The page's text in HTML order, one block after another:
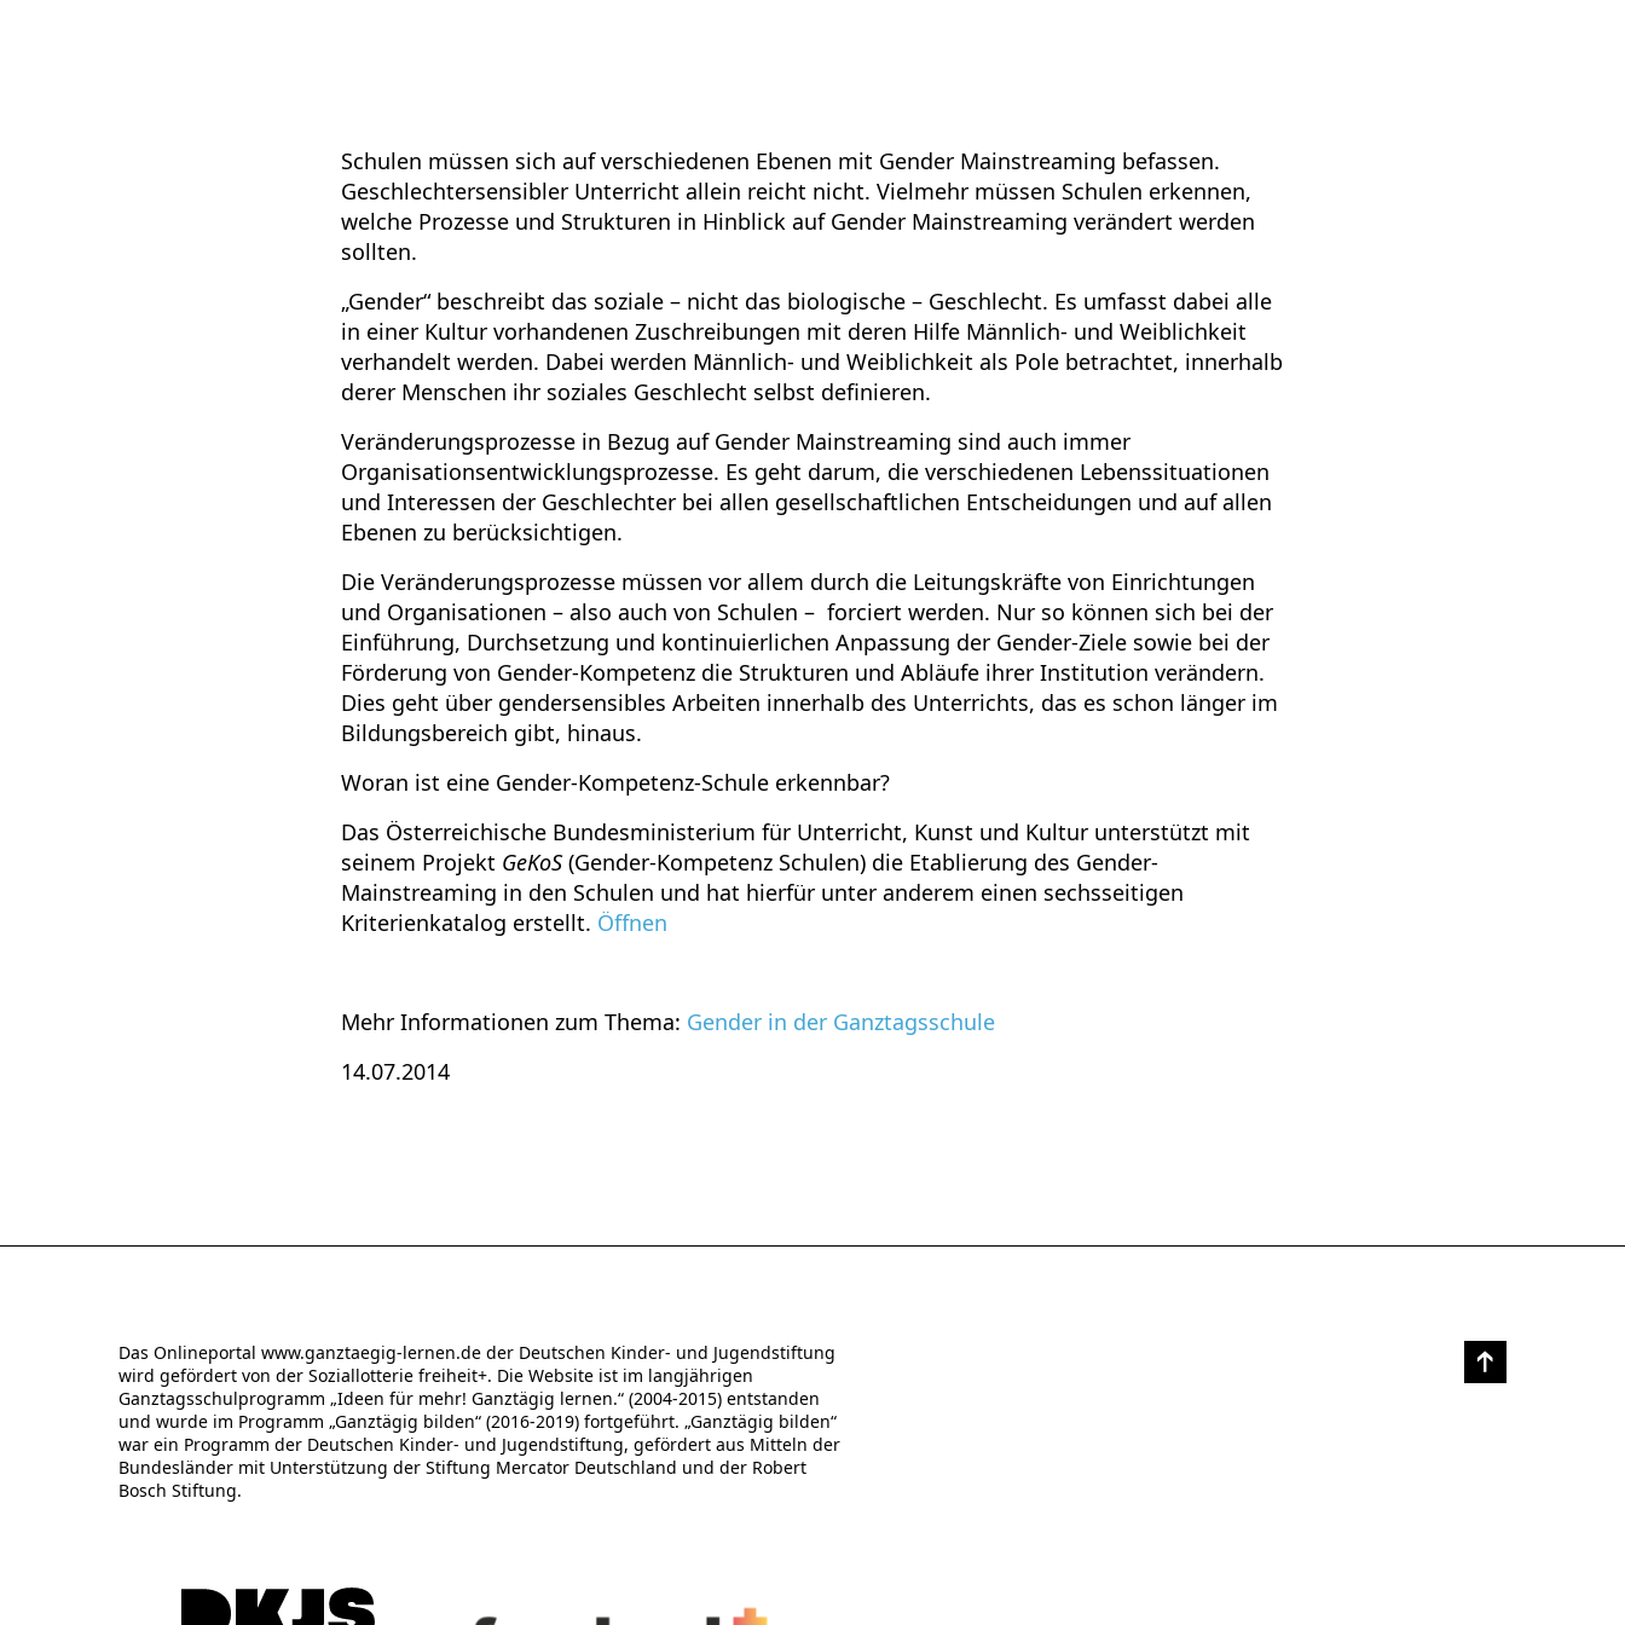
Schulen müssen sich auf verschiedenen Ebenen mit Gender Mainstreaming befassen.
Geschlechtersensibler Unterricht allein reicht nicht. Vielmehr müssen Schulen erkennen,
welche Prozesse und Strukturen in Hinblick auf Gender Mainstreaming verändert werden
sollten.
„Gender“ beschreibt das soziale – nicht das biologische – Geschlecht. Es umfasst dabei alle
in einer Kultur vorhandenen Zuschreibungen mit deren Hilfe Männlich- und Weiblichkeit
verhandelt werden. Dabei werden Männlich- und Weiblichkeit als Pole betrachtet, innerhalb
derer Menschen ihr soziales Geschlecht selbst definieren.
Veränderungsprozesse in Bezug auf Gender Mainstreaming sind auch immer
Organisationsentwicklungsprozesse. Es geht darum, die verschiedenen Lebenssituationen
und Interessen der Geschlechter bei allen gesellschaftlichen Entscheidungen und auf allen
Ebenen zu berücksichtigen.
Die Veränderungsprozesse müssen vor allem durch die Leitungskräfte von Einrichtungen
und Organisationen – also auch von Schulen – forciert werden. Nur so können sich bei der
Einführung, Durchsetzung und kontinuierlichen Anpassung der Gender-Ziele sowie bei der
Förderung von Gender-Kompetenz die Strukturen und Abläufe ihrer Institution verändern.
Dies geht über gendersensibles Arbeiten innerhalb des Unterrichts, das es schon länger im
Bildungsbereich gibt, hinaus.
Woran ist eine Gender-Kompetenz-Schule erkennbar?
Das Österreichische Bundesministerium für Unterricht, Kunst und Kultur unterstützt mit
seinem Projekt GeKoS(Gender-Kompetenz Schulen) die Etablierung des Gender-
Mainstreaming in den Schulen und hat hierfür unter anderem einen sechsseitigen
Kriterienkatalog erstellt. Öffnen
Mehr Informationen zum Thema: Gender in der Ganztagsschule
14.07.2014
Das Onlineportal www.ganztaegig-lernen.de der Deutschen Kinder- und Jugendstiftung
wird gefördert von der Soziallotterie freiheit+. Die Website ist im langjährigen
Ganztagsschulprogramm „Ideen für mehr! Ganztägig lernen.“ (2004-2015) entstanden
und wurde im Programm „Ganztägig bilden“ (2016-2019) fortgeführt. „Ganztägig bilden“
war ein Programm der Deutschen Kinder- und Jugendstiftung, gefördert aus Mitteln der
Bundesländer mit Unterstützung der Stiftung Mercator Deutschland und der Robert
Bosch Stiftung.